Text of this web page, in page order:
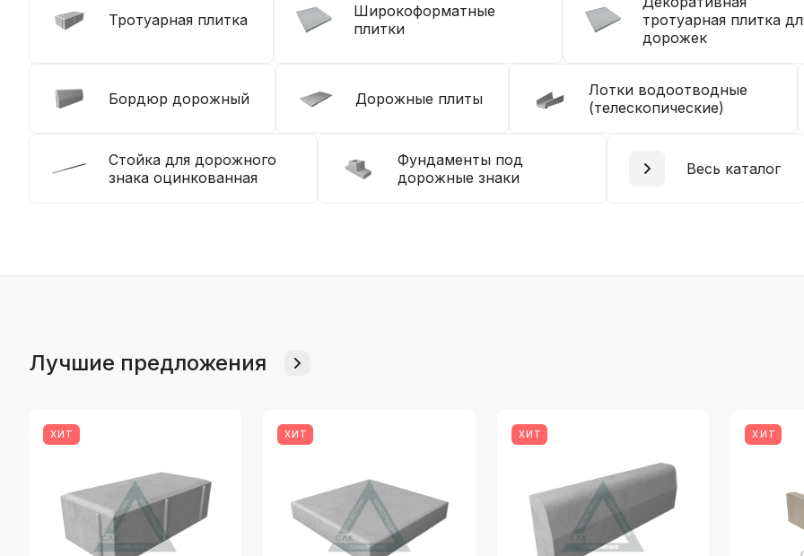
Тротуарная плитка
Широкоформатные
плитки
тротуарная плитка
дорожек
Бордюр дорожный Дорожные плиты
Лотки водоотводные
(телескопические)
Стойка для дорожного
знака оцинкованная
Фундаменты под
дорожные знаки
Весь каталог
Лучшие предложения
ХИТ ХИТ ХИТ ХИТ